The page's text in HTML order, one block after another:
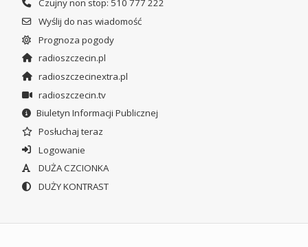
Czujny non stop: 510 777 222
Wyślij do nas wiadomość
Prognoza pogody
radioszczecin.pl
radioszczecinextra.pl
radioszczecin.tv
Biuletyn Informacji Publicznej
Posłuchaj teraz
Logowanie
DUŻA CZCIONKA
DUŻY KONTRAST